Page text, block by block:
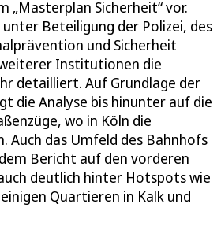
„Masterplan Sicherheit“ vor.
Beteiligung der Polizei, des
und Sicherheit
weiterer Institutionen die
detailliert. Auf Grundlage der
die Analyse bis hinunter auf die
wo in Köln die
Auch das Umfeld des Bahnhofs
Bericht auf den vorderen
deutlich hinter Hotspots wie
Quartieren in Kalk und